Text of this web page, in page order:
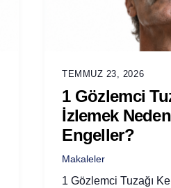
TEMMUZ 23, 2026
1 Gözlemci
İzlemek
Engeller?
Makaleler
1 Gözlemci Tuzağı